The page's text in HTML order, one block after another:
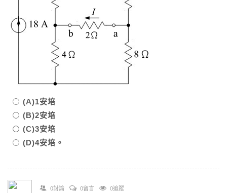
(A)1安培
(B)2安培
(C)3安培
(D)4安培。
0討論 0留言 0追蹤